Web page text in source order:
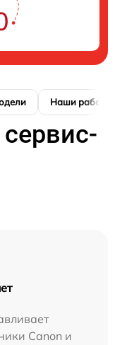
Наши работы
Canon и